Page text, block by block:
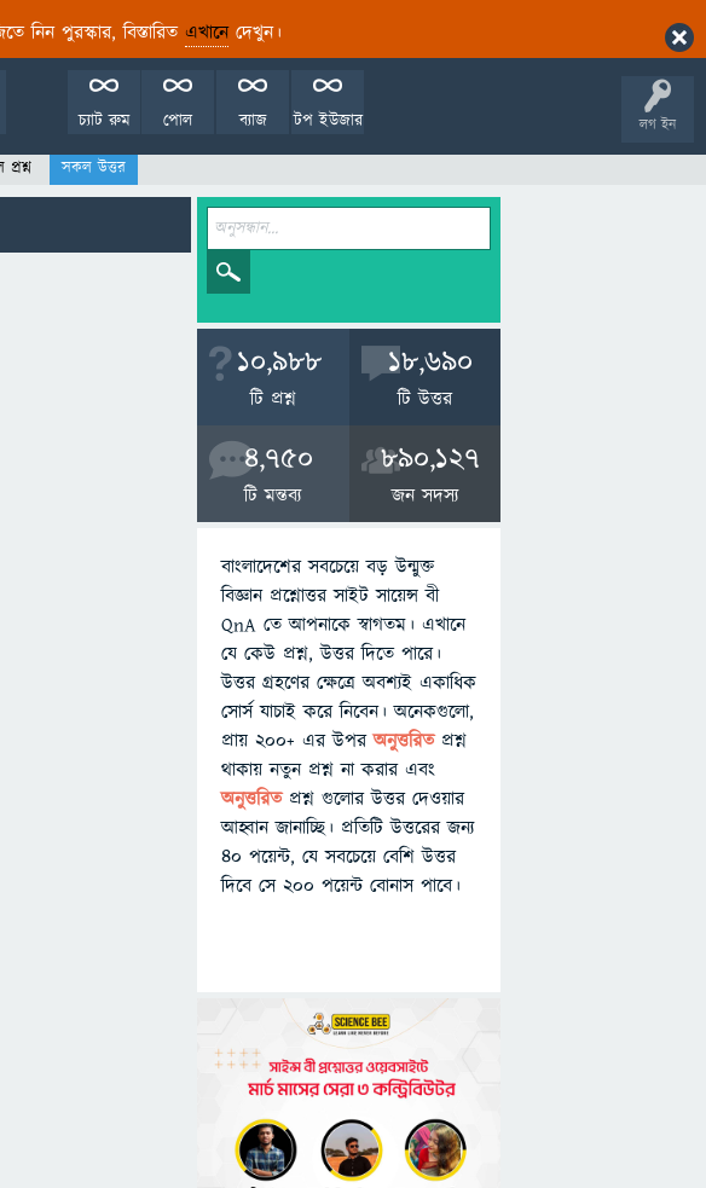
নিন পুরস্কার, বিস্তারিত এখানেদেখুন।
লগ ইন
টপ ইউজার
ব্যাজ
পোল
চ্যাট রুম
সকল উত্তর
10,988
টি প্রশ্ন
18,690
টি উত্তর
4,750
টি মন্তব্য
890,127
জন সদস্য
বাংলাদেশের সবচেয়ে বড় উন্মুক্ত
বিজ্ঞান প্রশ্নোত্তর সাইট সায়েন্স বী
QnA তে আপনাকে স্বাগতম। এখানে
যে কেউ প্রশ্ন, উত্তর দিতে পারে।
উত্তর গ্রহণের ক্ষেত্রে অবশ্যই একাধিক
সোর্স যাচাই করে নিবেন। অনেকগুলো,
প্রায় ২০০+ এর উপরঅনুত্তরিতপ্রশ্ন
থাকায় নতুন প্রশ্ন না করার এবং
অনুত্তরিত প্রশ্ন গুলোর উত্তর দেওয়ার
আহ্বান জানাচ্ছি। প্রতিটি উত্তরের জন্য
৪০ পয়েন্ট, যে সবচেয়ে বেশি উত্তর
দিবে সে ২০০ পয়েন্ট বোনাস পাবে।